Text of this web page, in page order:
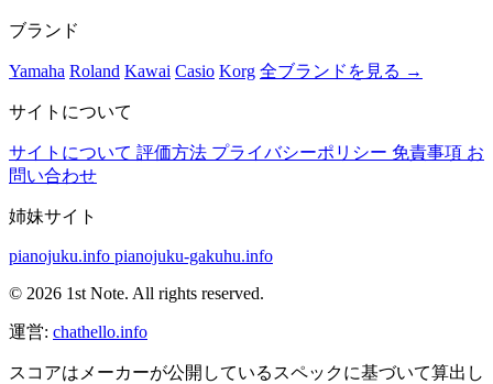
ブランド
Yamaha Roland Kawai Casio Korg 全ブランドを見る →
サイトについて
サイトについて 評価方法 プライバシーポリシー 免責事項 お
問い合わせ
姉妹サイト
pianojuku.info pianojuku-gakuhu.info
© 2026 1st Note. All rights reserved.
運営: chathello.info
スコアはメーカーが公開しているスペックに基づいて算出し